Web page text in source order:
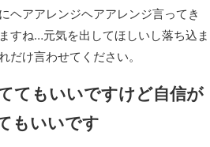
ヘアアレンジヘアアレンジ言ってき
すね…元気を出してほしいし落ち込ま
だけ言わせてください。
てもいいですけど自信が
もいいです